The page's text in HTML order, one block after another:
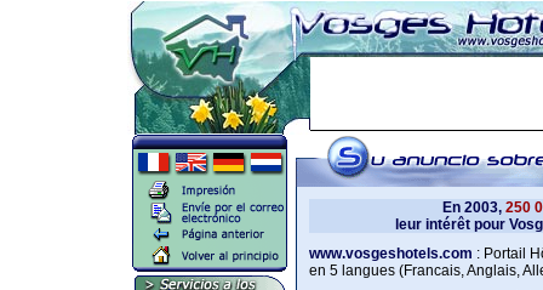
En 2003, 250
leur intérêt pour
www.vosgeshotels.com : Portail
en 5 langues (Francais, Anglais,